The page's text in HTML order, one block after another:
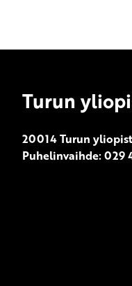
Turun
20014 Turun
Puhelinvaihde: 029